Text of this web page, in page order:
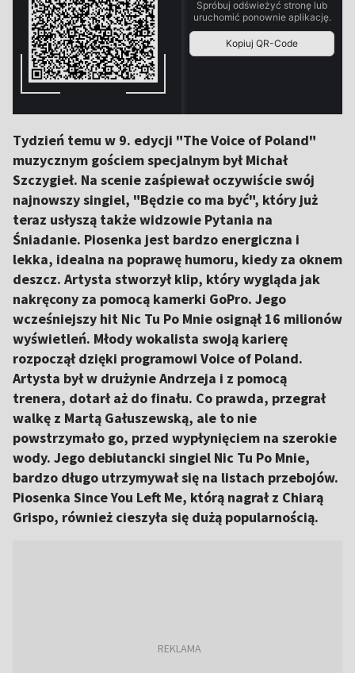
Tydzień temu w 9. edycji "The Voice of Poland"
muzycznym gościem specjalnym był Michał
Szczygieł. Na scenie zaśpiewał oczywiście swój
najnowszy singiel, "Będzie co ma być", który już
teraz usłyszą także widzowie Pytania na
Śniadanie. Piosenka jest bardzo energiczna i
lekka, idealna na poprawę humoru, kiedy za oknem
deszcz. Artysta stworzył klip, który wygląda jak
nakręcony za pomocą kamerki GoPro. Jego
wcześniejszy hit Nic Tu Po Mnie osignął 16 milionów
wyświetleń. Młody wokalista swoją karierę
rozpoczął dzięki programowi Voice of Poland.
Artysta był w drużynie Andrzeja i z pomocą
trenera, dotarł aż do finału. Co prawda, przegrał
walkę z Martą Gałuszewską, ale to nie
powstrzymało go, przed wypłynięciem na szerokie
wody. Jego debiutancki singiel Nic Tu Po Mnie,
bardzo długo utrzymywał się na listach przebojów.
Piosenka Since You Left Me, którą nagrał z Chiarą
Grispo, również cieszyła się dużą popularnością.